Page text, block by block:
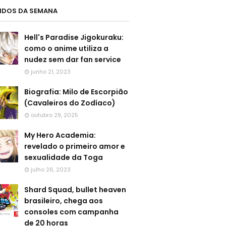
DA SEMANA
Hell's Paradise Jigokuraku:
como o anime utiliza a
nudez sem dar fan service
junho 21, 2023
Biografia: Milo de Escorpião
(Cavaleiros do Zodíaco)
outubro 29, 2025
My Hero Academia:
revelado o primeiro amor e
sexualidade da Toga
julho 26, 2023
Shard Squad, bullet heaven
brasileiro, chega aos
consoles com campanha
de 20 horas